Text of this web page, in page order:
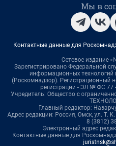
Мы в
Контактные данные для
Сетевое издание
Зарегистрировано Федеральной
информационных
(Роскомнадзор). Регистрационный
регистрации - ЭЛ № ФС 77
Учредитель: Общество с
Главный редактор:
Адрес редакции: Россия, Омск, ул. Т.
8 (3812)
Электронный адрес
Контактные данные для